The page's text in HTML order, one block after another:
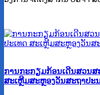
ການກະກຽມກ້ອນເດີນສວນ
ສະເຫຼີມສະຫຼອງວັນສະຖາປະ